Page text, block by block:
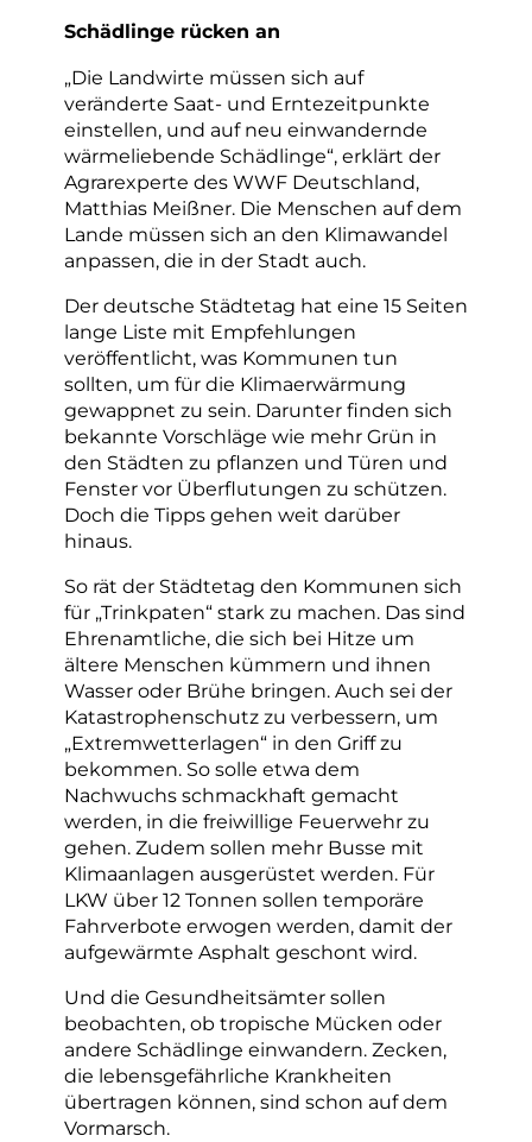
Schädlinge rücken an
„Die Landwirte müssen sich auf
veränderte Saat- und Erntezeitpunkte
einstellen, und auf neu einwandernde
wärmeliebende Schädlinge“, erklärt der
Agrarexperte des WWF Deutschland,
Matthias Meißner. Die Menschen auf dem
Lande müssen sich an den Klimawandel
anpassen, die in der Stadt auch.
Der deutsche Städtetag hat eine 15 Seiten
lange Liste mit Empfehlungen
veröffentlicht, was Kommunen tun
sollten, um für die Klimaerwärmung
gewappnet zu sein. Darunter finden sich
bekannte Vorschläge wie mehr Grün in
den Städten zu pflanzen und Türen und
Fenster vor Überflutungen zu schützen.
Doch die Tipps gehen weit darüber
hinaus.
So rät der Städtetag den Kommunen sich
für „Trinkpaten“ stark zu machen. Das sind
Ehrenamtliche, die sich bei Hitze um
ältere Menschen kümmern und ihnen
Wasser oder Brühe bringen. Auch sei der
Katastrophenschutz zu verbessern, um
„Extremwetterlagen“ in den Griff zu
bekommen. So solle etwa dem
Nachwuchs schmackhaft gemacht
werden, in die freiwillige Feuerwehr zu
gehen. Zudem sollen mehr Busse mit
Klimaanlagen ausgerüstet werden. Für
LKW über 12 Tonnen sollen temporäre
Fahrverbote erwogen werden, damit der
aufgewärmte Asphalt geschont wird.
Und die Gesundheitsämter sollen
beobachten, ob tropische Mücken oder
andere Schädlinge einwandern. Zecken,
die lebensgefährliche Krankheiten
übertragen können, sind schon auf dem
Vormarsch.